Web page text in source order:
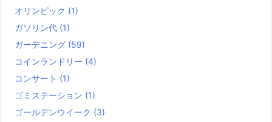
オリンピック (1)
ガソリン代 (1)
ガーデニング (59)
コインランドリー (4)
コンサート (1)
ゴミステーション (1)
ゴールデンウイーク (3)